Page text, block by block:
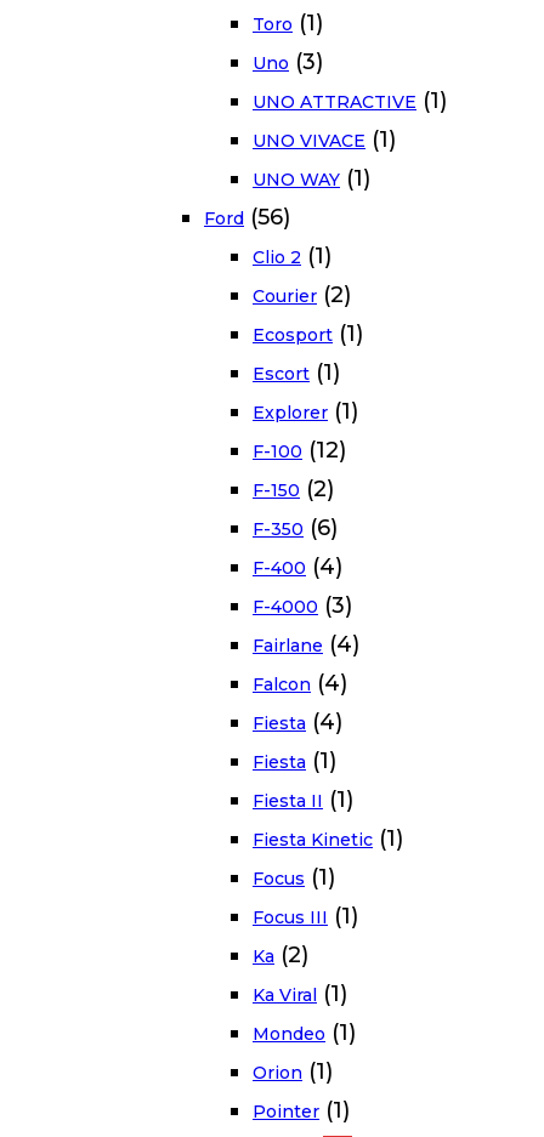
Toro (1)
Uno (3)
UNO ATTRACTIVE (1)
UNO VIVACE (1)
UNO WAY (1)
Ford (56)
Clio 2 (1)
Courier (2)
Ecosport (1)
Escort (1)
Explorer (1)
F-100 (12)
F-150 (2)
F-350 (6)
F-400 (4)
F-4000 (3)
Fairlane (4)
Falcon (4)
Fiesta (4)
Fiesta (1)
Fiesta II (1)
Fiesta Kinetic (1)
Focus (1)
Focus III (1)
Ka (2)
Ka Viral (1)
Mondeo (1)
Orion (1)
Pointer (1)